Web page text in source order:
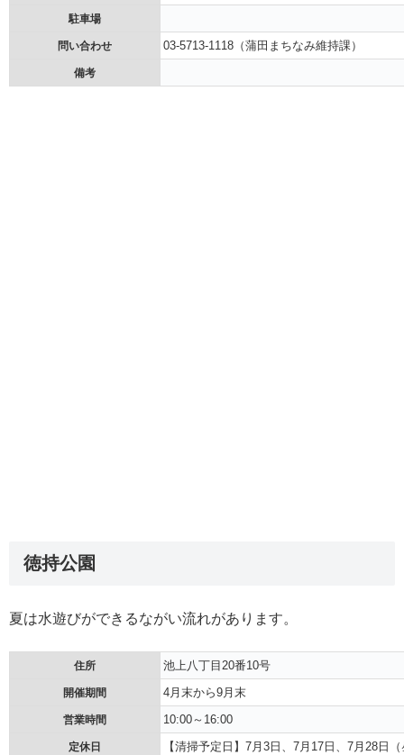
駐車場
問い合わせ 03-5713-1118（蒲田まちなみ維持課）
備考
徳持公園
夏は水遊びができるながい流れがあります。
住所 池上八丁目20番10号
開催期間 4月末から9月末
営業時間 10:00～16:00
定休日 【清掃予定日】7月3日、7月17日、7月28日